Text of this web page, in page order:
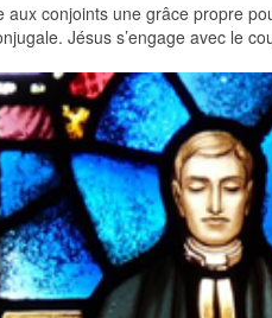
aux conjoints une grâce propre
Jésus s’engage avec le